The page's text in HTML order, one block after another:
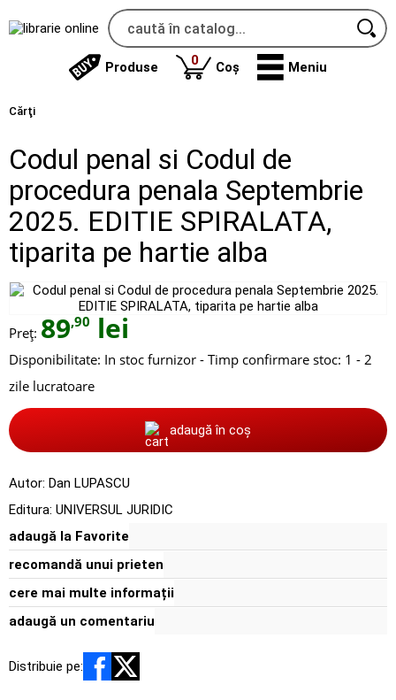
Produse 0produse
Coș Meniu
Cărţi
Codul penal si Codul de
procedura penala Septembrie
2025. EDITIE SPIRALATA,
tiparita pe hartie alba
Preț: 89,90 lei
Disponibilitate: In stoc furnizor - Timp confirmare stoc: 1 - 2
zile lucratoare
adaugă în coș
Autor: Dan LUPASCU
Editura: UNIVERSUL JURIDIC
adaugă la Favorite
recomandă unui prieten
cere mai multe informații
adaugă un comentariu
Distribuie pe: